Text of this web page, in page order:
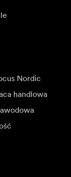
Nordic
handlowa